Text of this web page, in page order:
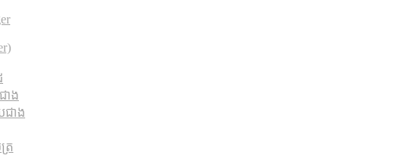
ាង
ជាង
រ